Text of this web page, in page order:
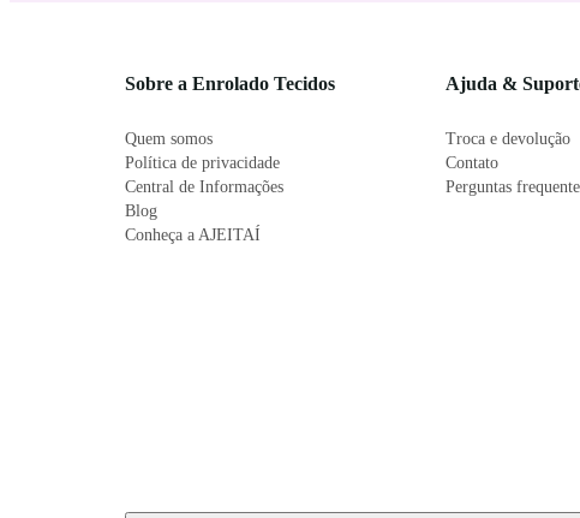
Sobre a Enrolado Tecidos
Quem somos
Política de privacidade
Central de Informações
Blog
Conheça a AJEITAÍ
Ajuda &
Troca e devolução
Contato
Perguntas